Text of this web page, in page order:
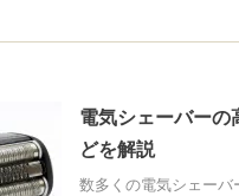
電気シェーバーの
どを解説
数多くの電気シェーバ